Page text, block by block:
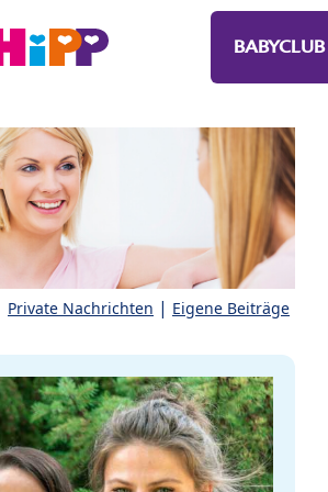
BABYCLUB
Private Nachrichten | Eigene Beiträge